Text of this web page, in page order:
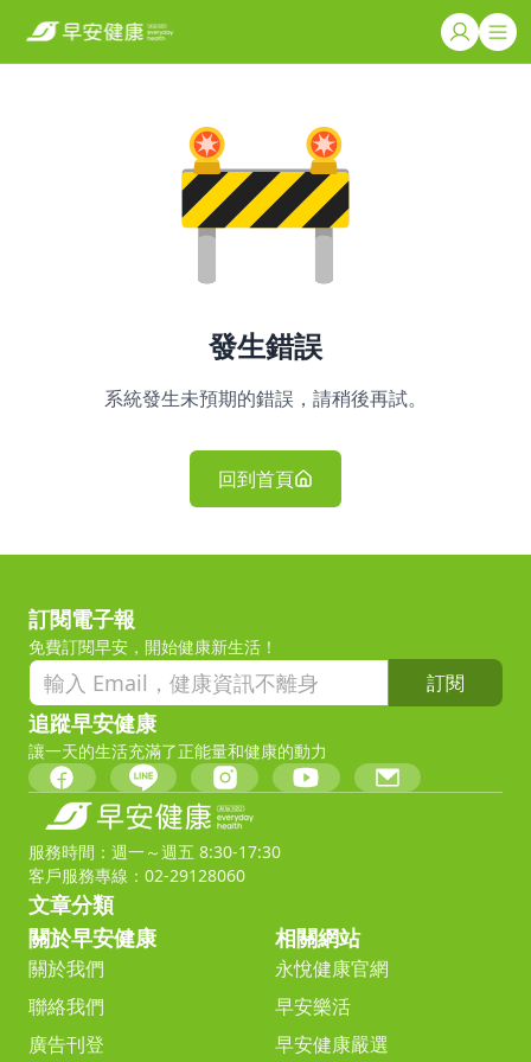
發生錯誤
系統發生未預期的錯誤，請稍後再試。
回到首頁
訂閱電子報
免費訂閱早安，開始健康新生活！
訂閱
追蹤早安健康
讓一天的生活充滿了正能量和健康的動力
服務時間：週一～週五 8:30-17:30
客戶服務專線：02-29128060
文章分類
關於早安健康
關於我們
聯絡我們
廣告刊登
相關網站
永悅健康官網
早安樂活
早安健康嚴選